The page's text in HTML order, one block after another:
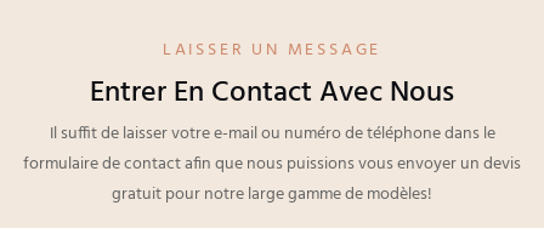
LAISSER UN MESSAGE
Entrer En Contact Avec Nous
Il suffit de laisser votre e-mail ou numéro de téléphone dans le
formulaire de contact afin que nous puissions vous envoyer un devis
gratuit pour notre large gamme de modèles!